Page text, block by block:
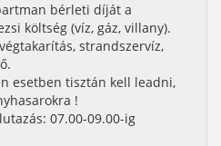
bérleti díját a
költség (víz, gáz, villany).
strandszervíz,
esetben tisztán kell leadni,
!
07.00-09.00-ig